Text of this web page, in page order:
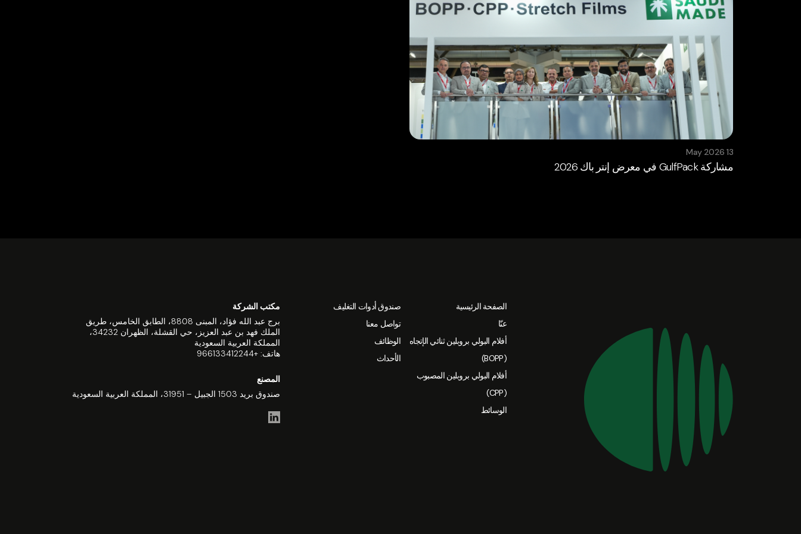
13 May 2026
مشاركة GulfPack في معرض إنتر باك 2026
الصفحة الرئيسية
عنّا
أفلام البولي بروبلين ثنائي الإتجاه
(BOPP)
أفلام البولي بروبلين المصبوب
(CPP)
صندوق أدوات التغليف
تواصل معنا
الوظائف
الأحداث
الوسائط
مكتب الشركة
برج عبد الله فؤاد، المبنى 8808، الطابق الخامس، طريق
الملك فهد بن عبد العزيز، حي القشلة، الظهران 34232،
المملكة العربية السعودية
هاتف: +966133412244
المصنع
صندوق بريد 1503 الجبيل – 31951، المملكة العربية السعودية